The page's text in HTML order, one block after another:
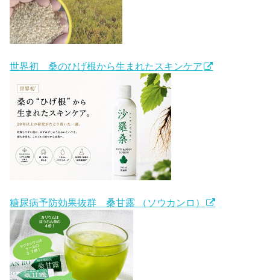
世界初 桑のひげ根から生まれたスキンケア
糖尿病予防効果抜群 桑甘露 （ソウカンロ）